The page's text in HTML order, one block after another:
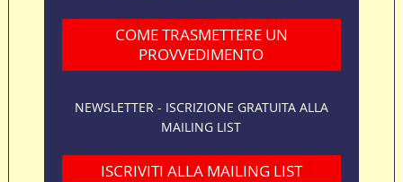
COME TRASMETTERE UN
PROVVEDIMENTO
NEWSLETTER - ISCRIZIONE GRATUITA ALLA
MAILING LIST
ISCRIVITI ALLA MAILING LIST